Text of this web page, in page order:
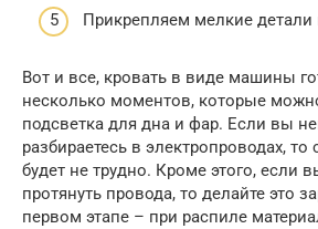
Прикрепляем мелкие
Вот и все, кровать в виде машины
несколько моментов, которые
подсветка для дна и фар. Если вы
разбираетесь в электропроводах, то
будет не трудно. Кроме этого, если
протянуть провода, то делайте это
первом этапе – при распиле